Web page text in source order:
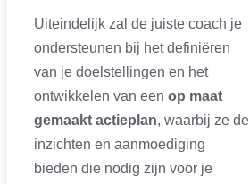
Uiteindelijk zal de juiste coach je
ondersteunen bij het definiëren
van je doelstellingen en het
ontwikkelen van een op maat
gemaakt actieplan, waarbij ze de
inzichten en aanmoediging
bieden die nodig zijn voor je